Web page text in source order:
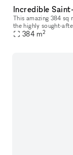
Incredible
This amazing 384 sq
the highly sought-
384 m2